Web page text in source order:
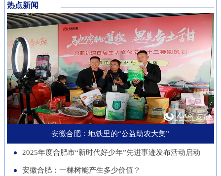
面的扎实成效。近年来，邮储银
行安徽省分行始终将清廉金融文
化建设摆在重要位置，通过常态
化教育、制度完善与持续宣传，
推动廉洁理念内化于心、外化于
行。在开展正面宣传教育的同
时，该行也注重警示教育，特别
是面向党员领导干部开展“以案
示警、以案为戒、以案促改”专
题教育，着力构建“不敢腐、不
能腐、不想腐”的长效机制，引
的科技企业带来多件实物展品在
中国馆展出，此外，淮南、池州
等地市的老字号、非遗项目也展
示安徽丰富的文化底蕴。进博八
年，安徽从一个“采购者”，努力
成为“战略合作者”，合作模式也
从单纯的“买产品”向“引技术、
促升级”深化。今年安徽交易团
负责组织新兴产业相关单位参会
招商。这一切都服务于一个更精
准的目标：通过进博会，赋能安
色变革，在守护江淮生态屏障的
同时，蹚出了一条生态效益、经
济效益、社会效益共赢的新路
径。作为全国林业大省，安徽现
有国有林场100个，经营总面积
超400万亩。近年来，安徽深入
贯彻落实习近平生态文明思想，
以国有林场改革为契机，通过创
新经营模式、拓展产业维度、深
化联农机制，让昔日“只守青山
经济“前沿阵地”。合肥大学“智
慧交通”团队正在基础理论、关
键核心技术、人才队伍、产业发
展等方面全面发力，着力支撑合
肥打造综合交通枢纽科技力量。
近年来，合肥大学智能建造与交
通学院积极布局低空交通发展新
赛道，打造安徽省智慧交通大数
据分析与应用工程实验室等学科
交叉创新平台，联合头部企业开
展低空物流、城市应急等多应用
场景技术攻关。2025年，团
热点新闻
安徽合肥：地铁里的“公益助农大集”
2025年度合肥市“新时代好少年”先进事迹发布活动启动
安徽合肥：一棵树能产生多少价值？